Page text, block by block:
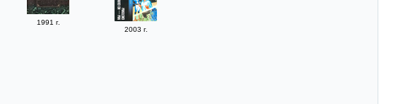
1991 г.
2003 г.